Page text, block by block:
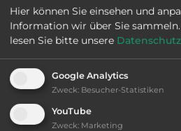
Öffnungszeiten:
Telefon: 0044
Hier können Sie einsehen und
Information wir über Sie sammeln.
lesen Sie bitte unsere
Google Analytics
Zweck: Besucher-Statistiken
YouTube
Zweck: Marketing